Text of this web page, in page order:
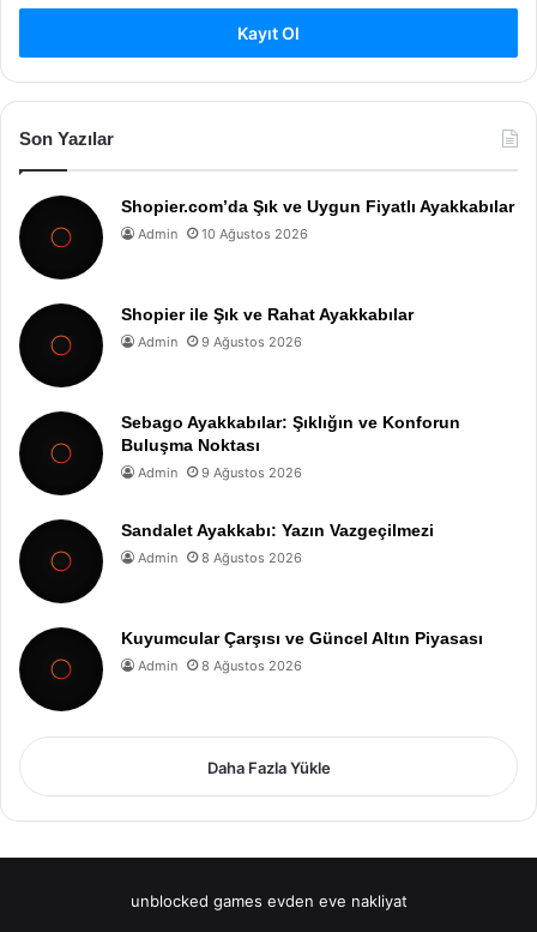
Kayıt Ol
Son Yazılar
Shopier.com’da Şık ve Uygun Fiyatlı Ayakkabılar
Admin 10 Ağustos 2026
Shopier ile Şık ve Rahat Ayakkabılar
Admin 9 Ağustos 2026
Sebago Ayakkabılar: Şıklığın ve Konforun
Buluşma Noktası
Admin 9 Ağustos 2026
Sandalet Ayakkabı: Yazın Vazgeçilmezi
Admin 8 Ağustos 2026
Kuyumcular Çarşısı ve Güncel Altın Piyasası
Admin 8 Ağustos 2026
Daha Fazla Yükle
unblocked games evden eve nakliyat